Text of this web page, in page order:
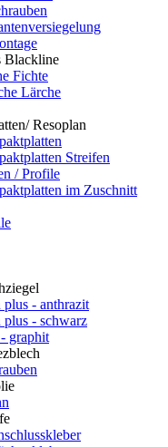
Blackline
Fichte
Lärche
Resoplan
Streifen
/ Profile
im Zuschnitt
plus - anthrazit
plus - schwarz
graphit